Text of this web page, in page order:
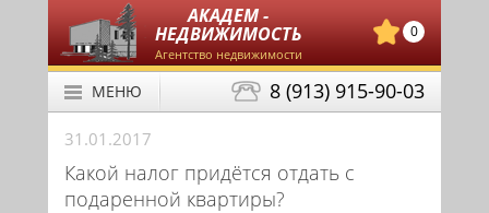
АКАДЕМ -
НЕДВИЖИМОСТЬ
Агентство недвижимости
0
8 (913) 915-90-03
МЕНЮ
31.01.2017
Какой налог придётся отдать с
подаренной квартиры?